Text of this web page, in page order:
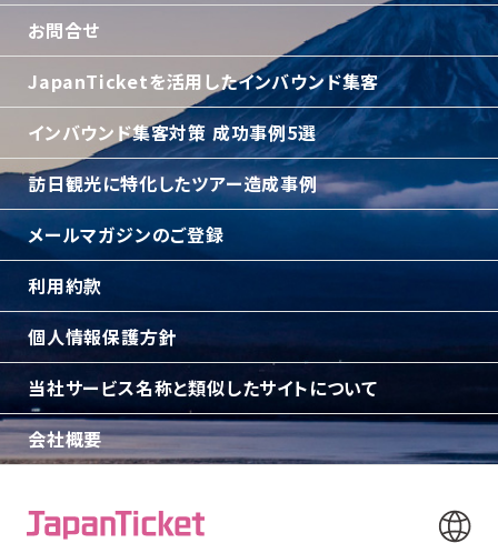
お問合せ
JapanTicketを活用したインバウンド集客
インバウンド集客対策 成功事例5選
訪日観光に特化したツアー造成事例
メールマガジンのご登録
利用約款
個人情報保護方針
当社サービス名称と類似したサイトについて
会社概要